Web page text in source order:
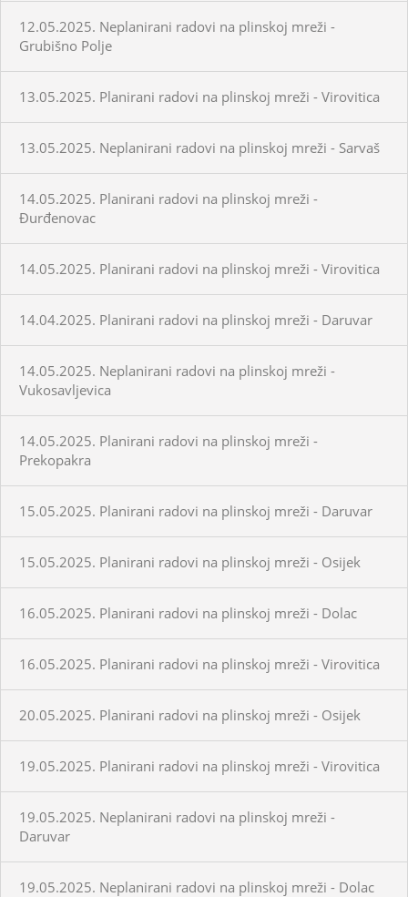
12.05.2025. Neplanirani radovi na plinskoj mreži -
Grubišno Polje
13.05.2025. Planirani radovi na plinskoj mreži - Virovitica
13.05.2025. Neplanirani radovi na plinskoj mreži - Sarvaš
14.05.2025. Planirani radovi na plinskoj mreži -
Đurđenovac
14.05.2025. Planirani radovi na plinskoj mreži - Virovitica
14.04.2025. Planirani radovi na plinskoj mreži - Daruvar
14.05.2025. Neplanirani radovi na plinskoj mreži -
Vukosavljevica
14.05.2025. Planirani radovi na plinskoj mreži -
Prekopakra
15.05.2025. Planirani radovi na plinskoj mreži - Daruvar
15.05.2025. Planirani radovi na plinskoj mreži - Osijek
16.05.2025. Planirani radovi na plinskoj mreži - Dolac
16.05.2025. Planirani radovi na plinskoj mreži - Virovitica
20.05.2025. Planirani radovi na plinskoj mreži - Osijek
19.05.2025. Planirani radovi na plinskoj mreži - Virovitica
19.05.2025. Neplanirani radovi na plinskoj mreži -
Daruvar
19.05.2025. Neplanirani radovi na plinskoj mreži - Dolac